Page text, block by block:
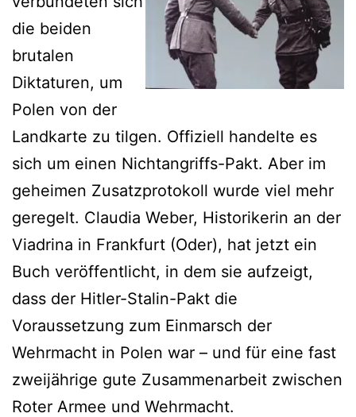
die beiden
brutalen
Diktaturen, um
Polen von der
Landkarte zu tilgen. Offiziell handelte es
sich um einen Nichtangriffs-Pakt. Aber im
geheimen Zusatzprotokoll wurde viel mehr
geregelt. Claudia Weber, Historikerin an der
Viadrina in Frankfurt (Oder), hat jetzt ein
Buch veröffentlicht, in dem sie aufzeigt,
dass der Hitler-Stalin-Pakt die
Voraussetzung zum Einmarsch der
Wehrmacht in Polen war – und für eine fast
zweijährige gute Zusammenarbeit zwischen
Roter Armee und Wehrmacht.